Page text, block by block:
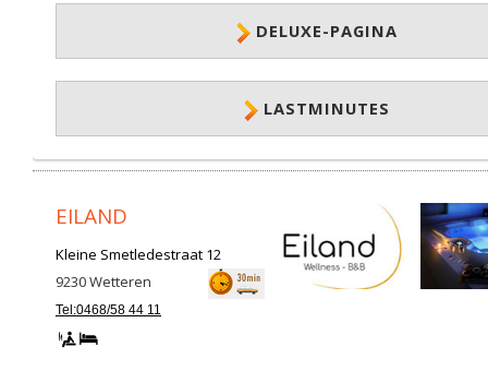
DELUXE-PAGINA
LASTMINUTES
EILAND
Kleine Smetledestraat 12
9230Wetteren
Tel:0468/58 44 11